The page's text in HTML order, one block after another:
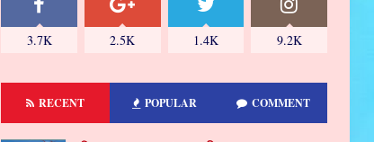
3.7K 2.5K 1.4K 9.2K
RECENT POPULAR COMMENT